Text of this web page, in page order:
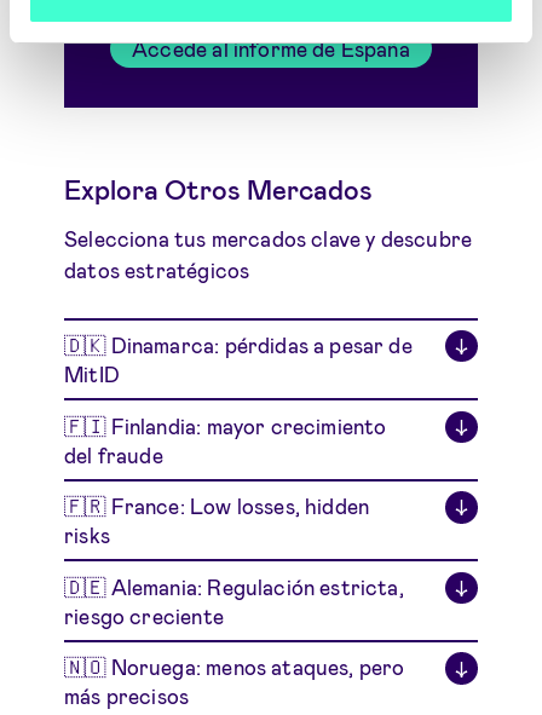
Accede al informe de España
Explora Otros Mercados
Selecciona tus mercados clave y descubre
datos estratégicos
🇩🇰 Dinamarca: pérdidas a pesar de
MitID
↓
🇫🇮 Finlandia: mayor crecimiento
del fraude
↓
🇫🇷 France: Low losses, hidden
risks
↓
🇩🇪 Alemania: Regulación estricta,
riesgo creciente
↓
🇳🇴 Noruega: menos ataques, pero
más precisos
↓